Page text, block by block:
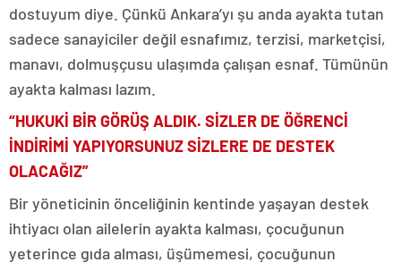
dostuyum diye. Çünkü Ankara’yı şu anda ayakta tutan
sadece sanayiciler değil esnafımız, terzisi, marketçisi,
manavı, dolmuşçusu ulaşımda çalışan esnaf. Tümünün
ayakta kalması lazım.
“HUKUKİ BİR GÖRÜŞ ALDIK. SİZLER DE ÖĞRENCİ
İNDİRİMİ YAPIYORSUNUZ SİZLERE DE DESTEK
OLACAĞIZ”
Bir yöneticinin önceliğinin kentinde yaşayan destek
ihtiyacı olan ailelerin ayakta kalması, çocuğunun
yeterince gıda alması, üşümemesi, çocuğunun